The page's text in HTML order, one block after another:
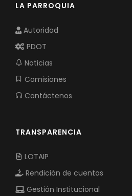
LA PARROQUIA
Autoridad
PDOT
Noticias
Comisiones
Contáctenos
TRANSPARENCIA
LOTAIP
Rendición de cuentas
Gestión Institucional